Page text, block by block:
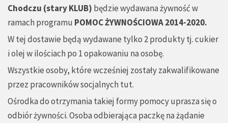
Chodczu (stary KLUB) będzie wydawana żywność w
ramach programu POMOC ŻYWNOŚCIOWA 2014-2020.
W tej dostawie będą wydawane tylko 2 produkty tj. cukier
i olej w ilościach po 1 opakowaniu na osobę.
Wszystkie osoby, które wcześniej zostały zakwalifikowane
przez pracowników socjalnych tut.
Ośrodka do otrzymania takiej formy pomocy uprasza się o
odbiór żywności. Osoba odbierająca paczkę na żądanie